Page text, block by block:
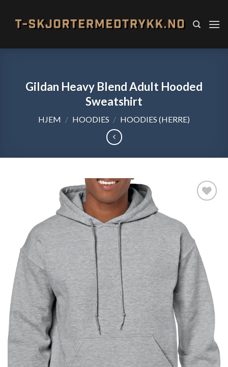
content
Gildan Heavy Blend Adult Hooded
Sweatshirt
HJEM / HOODIES / HOODIES (HERRE)
Wishlist